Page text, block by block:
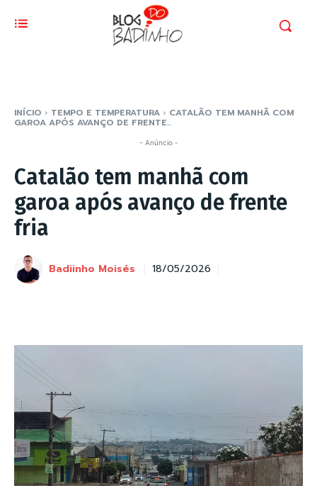
INÍCIO TEMPO E TEMPERATURA CATALÃO TEM MANHÃ COM
GAROA APÓS AVANÇO DE FRENTE...
- Anúncio -
Catalão tem manhã com
garoa após avanço de frente
fria
Badiinho Moisés 18/05/2026